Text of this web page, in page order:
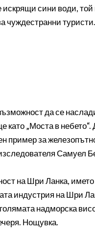
сини води,
чуждестранни
да се
като „Моста в
пример за
Самуел
на Шри Ланка, името
индустрия на Шри
надморска
Нощувка.